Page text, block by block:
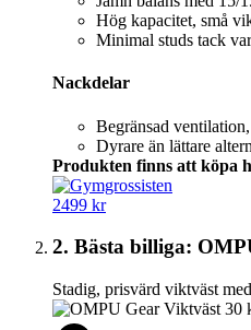
Hög kapacitet, små
Minimal studs tack
Nackdelar
Begränsad
Dyrare än lättare
Produkten finns att köpa
2499 kr
2. Bästa billiga:
Stadig, prisvärd viktväst